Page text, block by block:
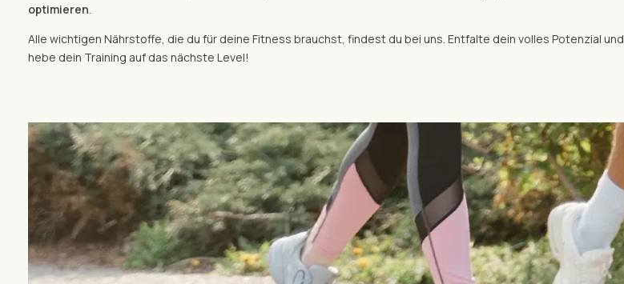
optimieren
Alle wichtigen Nährstoffe, die du für deine Fitness brauchst, findest du bei uns. Entfalte dein volles Potenzial und
hebe dein Training auf das nächste Level!